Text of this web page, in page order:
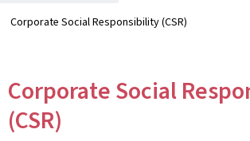
Corporate Social Responsibility (CSR)
Corporate Social
(CSR)